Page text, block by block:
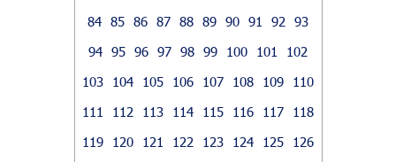
84 85 86 87 88 89 90 91 92
93
94 95 96 97 98 99 100 101
102
103
104 105 106 107 108 109
110
111
112 113 114 115 116 117
118
119
120 121 122 123 124 125
126